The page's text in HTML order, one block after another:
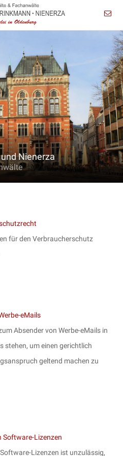
Nienerza
für den Verbraucherschutz
eMails
Absender von Werbe-eMails in
stehen, um einen gerichtlich
geltend machen zu
Software-Lizenzen
Lizenzen ist unzulässig,